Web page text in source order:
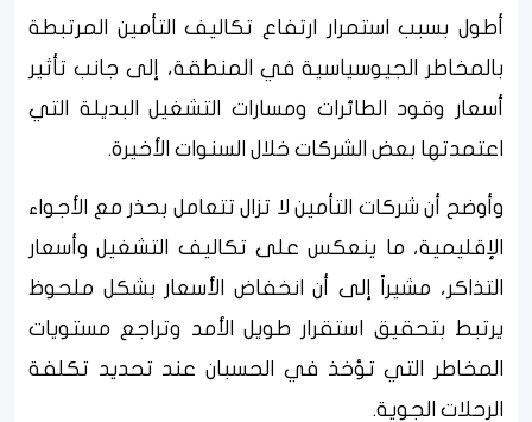
أطول بسبب استمرار ارتفاع تكاليف التأمين المرتبطة
بالمخاطر الجيوسياسية في المنطقة، إلى جانب تأثير
أسعار وقود الطائرات ومسارات التشغيل البديلة التي
اعتمدتها بعض الشركات خلال السنوات الأخيرة.
وأوضح أن شركات التأمين لا تزال تتعامل بحذر مع الأجواء
الإقليمية، ما ينعكس على تكاليف التشغيل وأسعار
التذاكر، مشيراً إلى أن انخفاض الأسعار بشكل ملحوظ
يرتبط بتحقيق استقرار طويل الأمد وتراجع مستويات
المخاطر التي تؤخذ في الحسبان عند تحديد تكلفة
الرحلات الجوية.